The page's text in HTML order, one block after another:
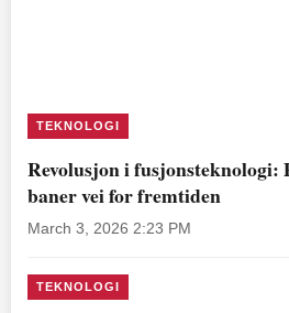
TEKNOLOGI
Revolusjon i fusjonsteknologi:
baner vei for fremtiden
March 3, 2026 2:23 PM
TEKNOLOGI